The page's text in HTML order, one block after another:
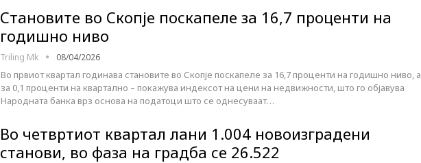
Становите во Скопје поскапеле за 16,7 проценти на
годишно ниво
Triling Mk 08/04/2026
Во првиот квартал годинава становите во Скопје поскапеле за 16,7 проценти на годишно ниво, а
за 0,1 проценти на квартално – покажува индексот на цени на недвижности, што го објавува
Народната банка врз основа на податоци што се однесуваат…
Во четвртиот квартал лани 1.004 новоизградени
станови, во фаза на градба се 26.522